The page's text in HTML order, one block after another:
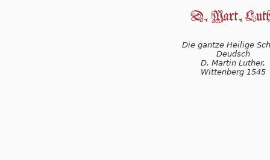
Die gantze Heilige
Deudsch
D. Martin Luther,
Wittenberg 1545